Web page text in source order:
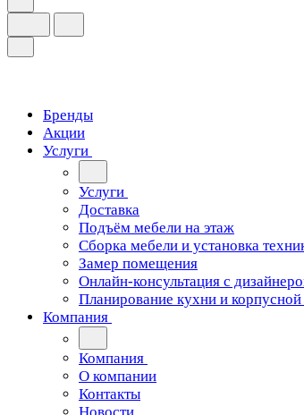
Бренды
Акции
Услуги
Услуги
Доставка
Подъём мебели на этаж
Сборка мебели и установка
Замер помещения
Онлайн-консультация с
Планирование кухни и
Компания
Компания
О компании
Контакты